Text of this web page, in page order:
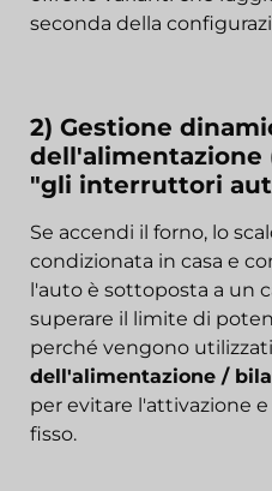
seconda della
2) Gestione
dell'alimentazione
"gli interruttori
Se accendi il forno, lo
condizionata in casa e
l'auto è sottoposta a un
superare il limite di
perché vengono
dell'alimentazione /
per evitare l'attivazione
fisso.